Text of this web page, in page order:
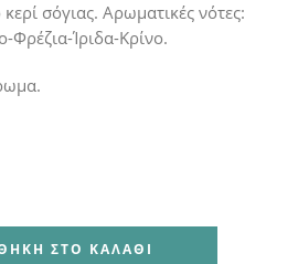
σόγιας. Αρωματικές νότες:
Ίριδα-Κρίνο.
ΣΤΟ ΚΑΛΆΘΙ